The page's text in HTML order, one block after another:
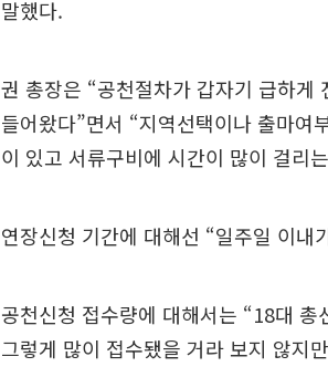
말했다.
권 총장은 “공천절차가 갑자기 급하게
들어왔다”면서 “지역선택이나 출마여
이 있고 서류구비에 시간이 많이 걸리
연장신청 기간에 대해선 “일주일 이내
공천신청 접수량에 대해서는 “18대
그렇게 많이 접수됐을 거라 보지 않지